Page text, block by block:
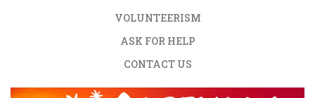
VOLUNTEERISM
ASK FOR HELP
CONTACT US